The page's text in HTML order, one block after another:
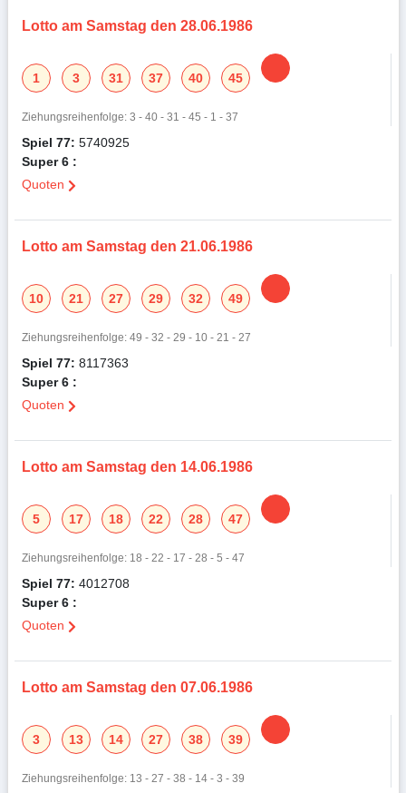
Lotto am Samstag den 28.06.1986
1 3 31 37 40 45
Ziehungsreihenfolge: 3 - 40 - 31 - 45 - 1 - 37
Spiel 77: 5740925
Super 6 :
Quoten
Lotto am Samstag den 21.06.1986
10 21 27 29 32 49
Ziehungsreihenfolge: 49 - 32 - 29 - 10 - 21 - 27
Spiel 77: 8117363
Super 6 :
Quoten
Lotto am Samstag den 14.06.1986
5 17 18 22 28 47
Ziehungsreihenfolge: 18 - 22 - 17 - 28 - 5 - 47
Spiel 77: 4012708
Super 6 :
Quoten
Lotto am Samstag den 07.06.1986
3 13 14 27 38 39
Ziehungsreihenfolge: 13 - 27 - 38 - 14 - 3 - 39